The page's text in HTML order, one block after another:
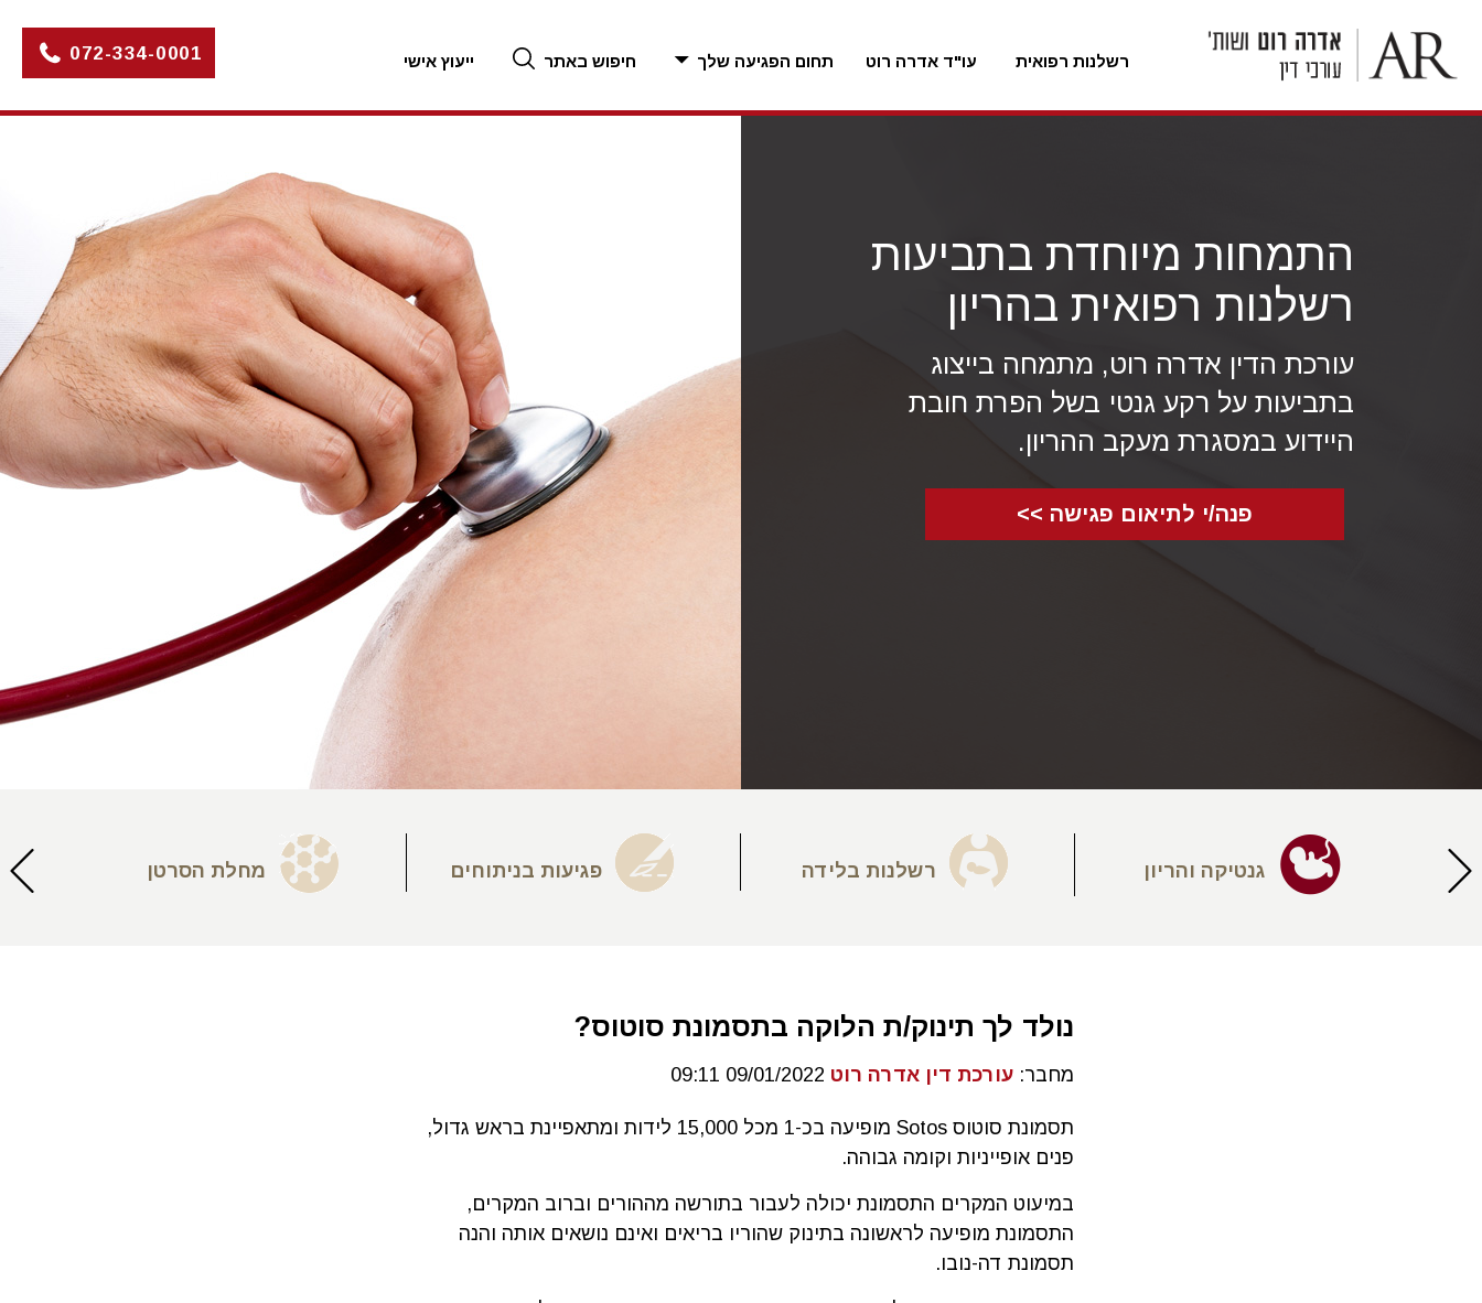
דלג
רשלנות רפואית עו"ד אדרה רוט תחום הפגיעה שלך חיפוש באתר ייעוץ אישי 072-334-0001
התמחות מיוחדת בתביעות
רשלנות רפואית בהריון
עורכת הדין אדרה רוט, מתמחה בייצוג
בתביעות על רקע גנטי בשל הפרת חובת
היידוע במסגרת מעקב ההריון.
פנה/י לתיאום פגישה >>
גנטיקה והריון רשלנות בלידה פגיעות בניתוחים מחלת הסרטן
נולד לך תינוק/ת הלוקה בתסמונת סוטוס?
מחבר: עורכת דין אדרה רוט 09/01/2022 09:11
תסמונת סוטוס Sotos מופיעה בכ-1 מכל 15,000 לידות ומתאפיינת בראש גדול,
פנים אופייניות וקומה גבוהה.
במיעוט המקרים התסמונת יכולה לעבור בתורשה מההורים וברוב המקרים,
התסמונת מופיעה לראשונה בתינוק שהוריו בריאים ואינם נושאים אותה והנה
תסמונת דה-נובו.